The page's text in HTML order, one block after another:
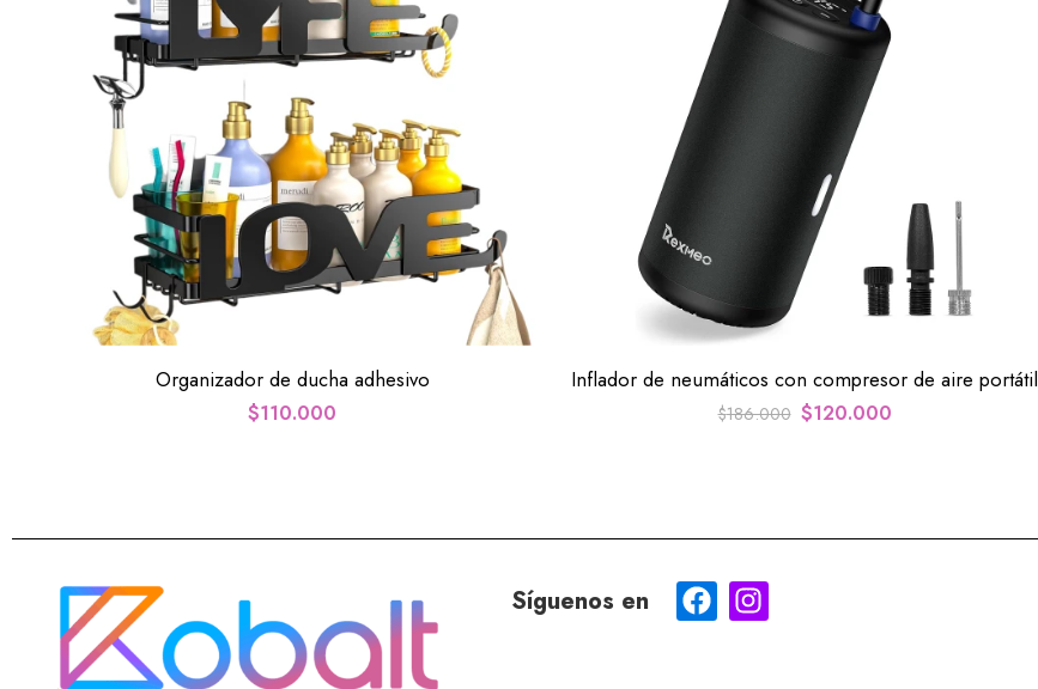
Organizador de ducha adhesivo
$110.000
Inflador de neumáticos con compresor de aire portátil
$186.000 $120.000
Síguenos en